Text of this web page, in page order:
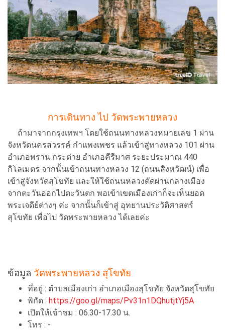
การเดินทาง ไป วัดพระพายหลวง
ถ้ามาจากกรุงเทพฯ โดยใช้ถนนทางหลวงหมายเลข 1 ผ่าน
จังหวัดนครสวรรค์ กำแพงเพชร แล้วเข้าสู่ทางหลวง 101 ผ่าน
อำเภอพราน กระต่าย อำเภอคีรีมาศ ระยะประมาณ 440
กิโลเมตร จากนั้นเข้าถนนทางหลวง 12 (ถนนสิงหวัฒน์) เพื่อ
เข้าสู่จังหวัดสุโขทัย และให้ใช้ถนนหลวงตัดผ่านกลางเมือง
จากตะวันออกไปตะวันตก พอเข้าเขตเมืองเก่าก็จะเห็นยอด
พระเจดีย์ต่างๆ ค่ะ จากนั้นก็เข้าสู่ อุทยานประวัติศาสตร์
สุโขทัย เพื่อไป วัดพระพายหลวง ได้เลยค่ะ
ข้อมูล วัดพระพายหลวง สุโขทัย
ที่อยู่ : ตำบลเมืองเก่า อำเภอเมืองสุโขทัย จังหวัดสุโขทัย
พิกัด : https://goo.gl/maps/Pv31n1DQhutjtYj5A
เปิดให้เข้าชม : 06.30-17.30 น.
โทร : -